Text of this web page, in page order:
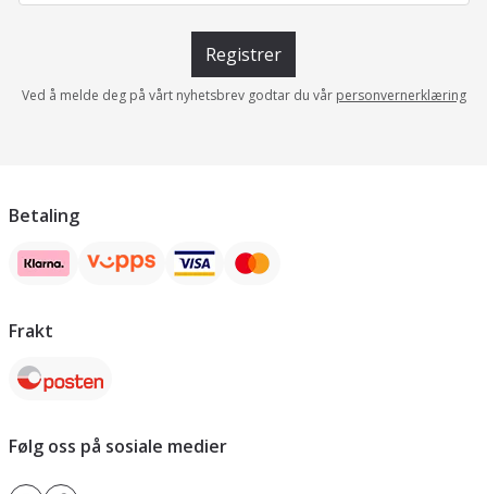
Registrer
Ved å melde deg på vårt nyhetsbrev godtar du vår personvernerklæring
Betaling
Frakt
Følg oss på sosiale medier